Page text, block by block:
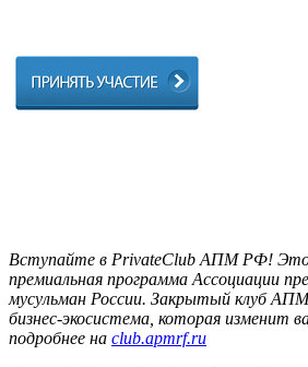
Вступайте в PrivateClub АПМ РФ!
премиальная программа Ассоциации
мусульман России. Закрытый клуб
бизнес-экосистема, которая изменит
подробнее на club.apmrf.ru